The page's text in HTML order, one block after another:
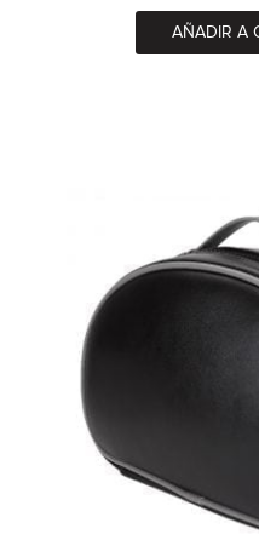
AÑADIR A